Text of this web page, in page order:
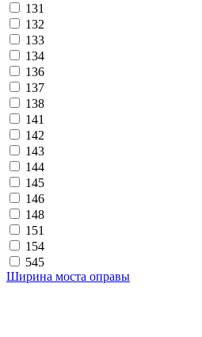
131
132
133
134
136
137
138
141
142
143
144
145
146
148
151
154
545
Ширина моста оправы